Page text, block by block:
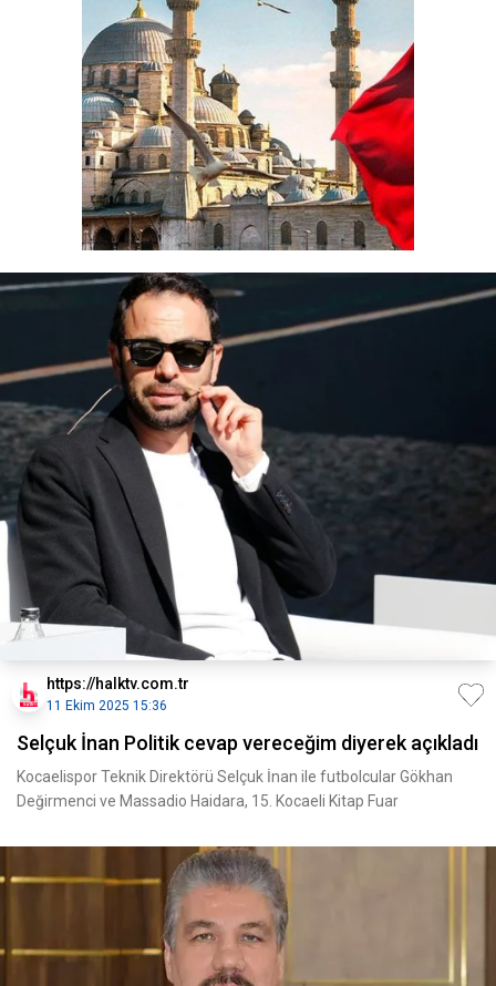
https://halktv.com.tr
11 Ekim 2025 15:36
Selçuk İnan Politik cevap vereceğim diyerek açıkladı
Kocaelispor Teknik Direktörü Selçuk İnan ile futbolcular Gökhan
Değirmenci ve Massadio Haidara, 15. Kocaeli Kitap Fuar